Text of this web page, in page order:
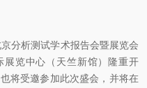
分析测试学术报告会暨展览会
展览中心（天竺新馆）隆重开
将受邀参加此次盛会，并将在